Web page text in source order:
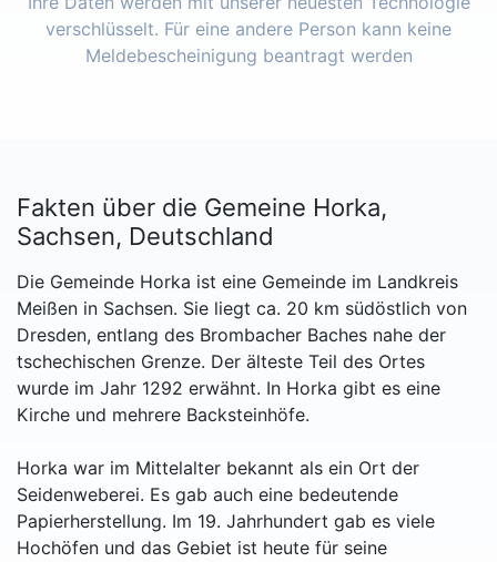
verschlüsselt. Für eine andere Person kann keine
Meldebescheinigung beantragt werden
Fakten über die Gemeine Horka,
Sachsen, Deutschland
Die Gemeinde Horka ist eine Gemeinde im Landkreis
Meißen in Sachsen. Sie liegt ca. 20 km südöstlich von
Dresden, entlang des Brombacher Baches nahe der
tschechischen Grenze. Der älteste Teil des Ortes
wurde im Jahr 1292 erwähnt. In Horka gibt es eine
Kirche und mehrere Backsteinhöfe.
Horka war im Mittelalter bekannt als ein Ort der
Seidenweberei. Es gab auch eine bedeutende
Papierherstellung. Im 19. Jahrhundert gab es viele
Hochöfen und das Gebiet ist heute für seine